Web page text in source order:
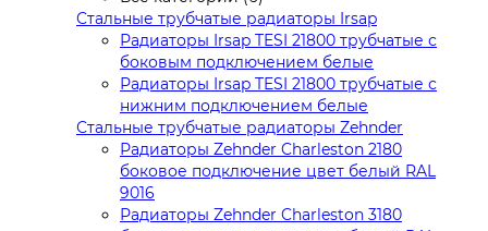
Стальные трубчатые радиаторы Irsap
Радиаторы Irsap TESI 21800 трубчатые с
боковым подключением белые
Радиаторы Irsap TESI 21800 трубчатые с
нижним подключением белые
Стальные трубчатые радиаторы Zehnder
Радиаторы Zehnder Charleston 2180
боковое подключение цвет белый RAL
9016
Радиаторы Zehnder Charleston 3180